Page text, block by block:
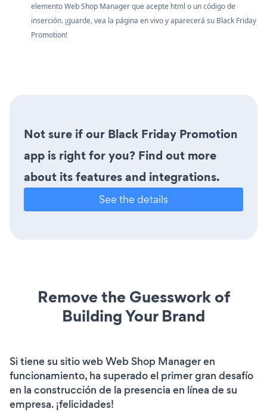
elemento Web Shop Manager que acepte html o un código de
inserción. ¡guarde, vea la página en vivo y aparecerá su Black Friday
Promotion!
Not sure if our Black Friday Promotion
app is right for you? Find out more
about its features and integrations.
See the details
Remove the Guesswork of
Building Your Brand
Si tiene su sitio web Web Shop Manager en
funcionamiento, ha superado el primer gran desafío
en la construcción de la presencia en línea de su
empresa. ¡felicidades!